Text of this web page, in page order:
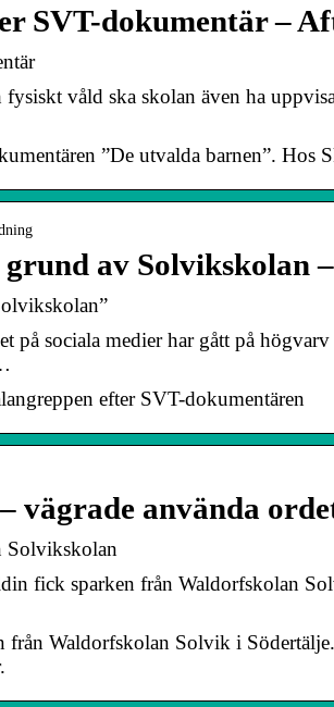
SVT-dokumentär –
våld ska skolan även ha
”De utvalda barnen”. Hos
av Solvikskolan
sociala medier har gått på högvarv
efter SVT-dokumentären
vägrade använda
Solvikskolan
fick sparken från Waldorfskolan
från Waldorfskolan Solvik i